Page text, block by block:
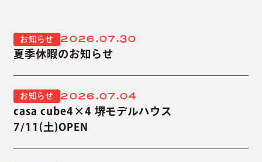
お知らせ 2026.07.30
夏季休暇のお知らせ
お知らせ 2026.07.04
casa cube4×4 堺モデルハウス
7/11(土)OPEN